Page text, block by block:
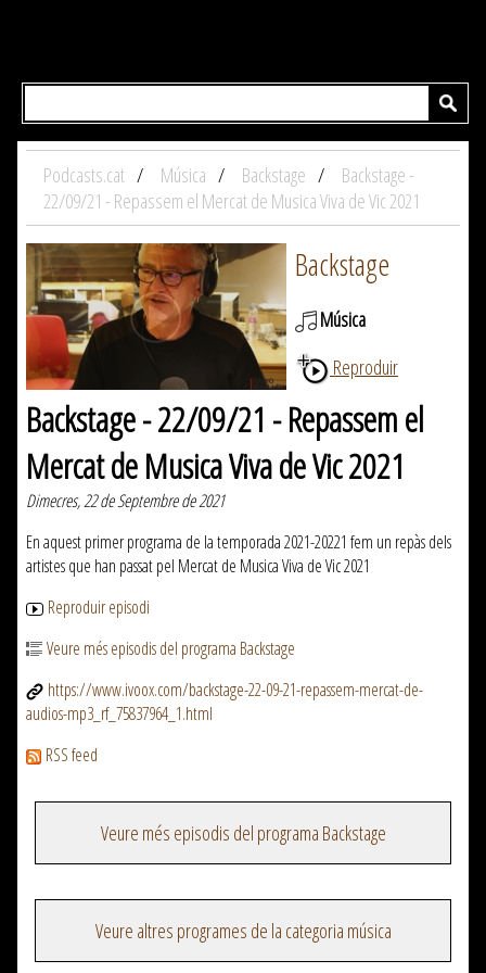
Podcasts.cat Música Backstage
Backstage -
22/09/21 - Repassem el Mercat de Musica Viva de Vic 2021
Backstage
Música
Reproduir
Backstage - 22/09/21 - Repassem el
Mercat de Musica Viva de Vic 2021
Dimecres, 22 de Septembre de 2021
En aquest primer programa de la temporada 2021-20221 fem un repàs dels
artistes que han passat pel Mercat de Musica Viva de Vic 2021
Reproduir episodi
Veure més episodis del programa Backstage
https://www.ivoox.com/backstage-22-09-21-repassem-mercat-de-
audios-mp3_rf_75837964_1.html
RSS feed
Veure més episodis del programa Backstage
Veure altres programes de la categoria música